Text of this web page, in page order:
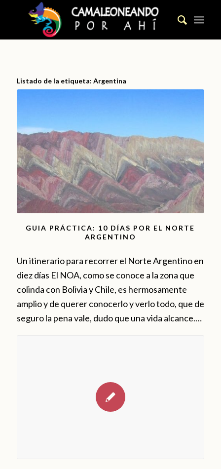
Listado de la etiqueta: Argentina
GUIA PRÁCTICA: 10 DÍAS POR EL NORTE
ARGENTINO
Un itinerario para recorrer el Norte Argentino en
diez días El NOA, como se conoce a la zona que
colinda con Bolivia y Chile, es hermosamente
amplio y de querer conocerlo y verlo todo, que de
seguro la pena vale, dudo que una vida alcance.…